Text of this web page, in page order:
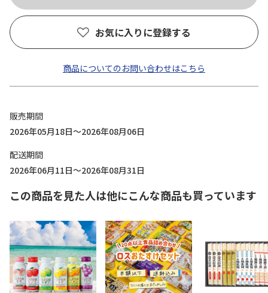
お気に入りに登録する
商品についてのお問い合わせはこちら
販売期間
2026年05月18日～2026年08月06日
配送期間
2026年06月11日～2026年08月31日
この商品を見た人は他にこんな商品も買っています